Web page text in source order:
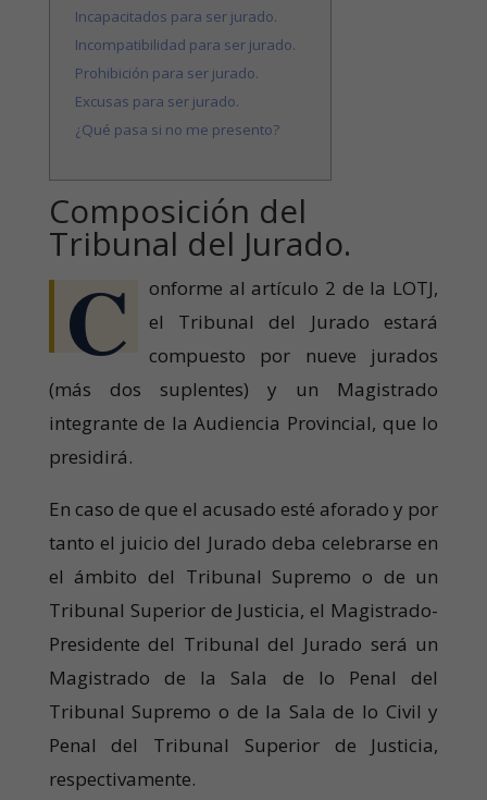
Incapacitados para ser jurado.
Incompatibilidad para ser jurado.
Prohibición para ser jurado.
Excusas para ser jurado.
¿Qué pasa si no me presento?
Composición del
Tribunal del Jurado.
C
onforme al artículo 2 de la LOTJ,
el Tribunal del Jurado estará
compuesto por nueve jurados
(más dos suplentes) y un Magistrado
integrante de la Audiencia Provincial, que lo
presidirá.
En caso de que el acusado esté aforado y por
tanto el juicio del Jurado deba celebrarse en
el ámbito del Tribunal Supremo o de un
Tribunal Superior de Justicia, el Magistrado-
Presidente del Tribunal del Jurado será un
Magistrado de la Sala de lo Penal del
Tribunal Supremo o de la Sala de lo Civil y
Penal del Tribunal Superior de Justicia,
respectivamente.